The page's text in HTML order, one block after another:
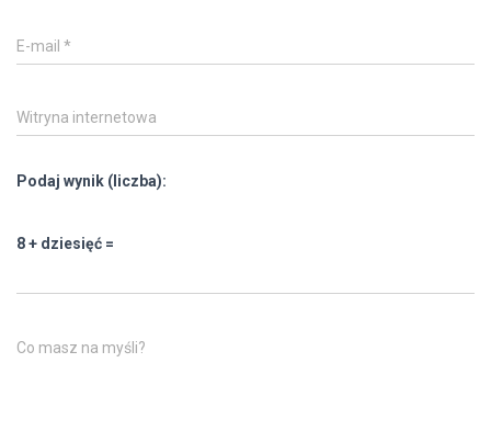
E-mail *
Witryna internetowa
Podaj wynik (liczba):
8 + dziesięć =
Co masz na myśli?